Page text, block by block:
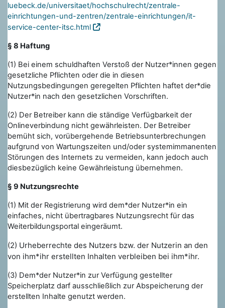
luebeck.de/universitaet/hochschulrecht/zentrale-
einrichtungen-und-zentren/zentrale-einrichtungen/it-
service-center-itsc.html
§ 8 Haftung
(1) Bei einem schuldhaften Verstoß der Nutzer*innen gegen
gesetzliche Pflichten oder die in diesen
Nutzungsbedingungen geregelten Pflichten haftet der*die
Nutzer*in nach den gesetzlichen Vorschriften.
(2) Der Betreiber kann die ständige Verfügbarkeit der
Onlineverbindung nicht gewährleisten. Der Betreiber
bemüht sich, vorübergehende Betriebsunterbrechungen
aufgrund von Wartungszeiten und/oder systemimmanenten
Störungen des Internets zu vermeiden, kann jedoch auch
diesbezüglich keine Gewährleistung übernehmen.
§ 9 Nutzungsrechte
(1) Mit der Registrierung wird dem*der Nutzer*in ein
einfaches, nicht übertragbares Nutzungsrecht für das
Weiterbildungsportal eingeräumt.
(2) Urheberrechte des Nutzers bzw. der Nutzerin an den
von ihm*ihr erstellten Inhalten verbleiben bei ihm*ihr.
(3) Dem*der Nutzer*in zur Verfügung gestellter
Speicherplatz darf ausschließlich zur Abspeicherung der
erstellten Inhalte genutzt werden.